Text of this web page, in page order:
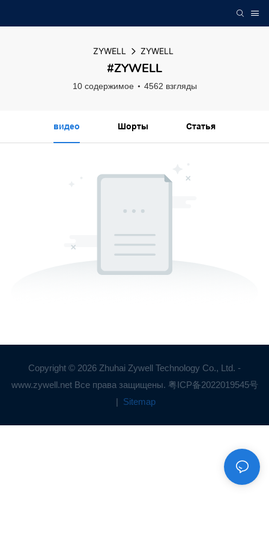
ZYWELL ZYWELL
#ZYWELL
10 содержимое 4562 взгляды
видео Шорты Статья
Copyright © 2026 Zhuhai Zywell Technology Co., Ltd. -
www.zywell.net Все права защищены. 粤ICP备2022019545号
| Sitemap